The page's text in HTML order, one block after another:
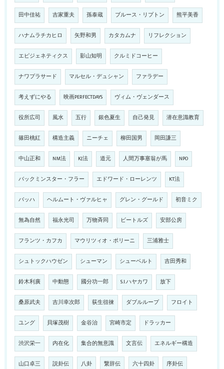
田中佳祐 吉家重夫 孫泰蔵 ブルース・リプトン 熊平美香
ハナムラチカヒロ 矢野和男 カタカムナ リフレクション
エピジェネティクス 影山知明 クルミドコーヒー
ナワプラサード マルセル・デュシャン ファラデー
考えずにやる 映画PERFECTDAYS ヴィム・ヴェンダース
役所広司 風水 五行 銀色夏生 自己発見 潜在意識教育
篠田桃紅 構造主義 ニーチェ 柳田国男 岡田謙三
中山正和 NM法 KJ法 道元 人間万事塞翁が馬 NPO
バックミンスター・フラー エドワード・ローレンツ KT法
バッハ ヘルムート・ヴァルヒャ グレン・グールド 初音ミク
無為自然 福永光司 万物斉同 ビートルズ 安部公房
フランツ・カフカ マウリツィオ・ポリーニ 三浦雅士
シュトックハウゼン シューマン シューベルト 吉田秀和
鈴木利廣 中動態 國分功一郎 S.I.ハヤカワ 放下
桑原武夫 吉川幸次郎 荻生徂徠 ダブルループ フロイト
ユング 貝塚茂樹 金谷治 宮崎市定 ドラッカー
渋沢栄一 内在化 集合的無意識 文言伝 エネルギー構造
山口卓三 説卦伝 八卦 繋辞伝 六十四卦 序卦伝